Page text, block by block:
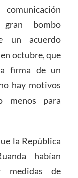
gran bombo
un acuerdo
octubre, que
firma de un
hay motivos
menos para
la República
habían
medidas de